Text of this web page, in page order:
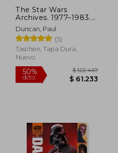
The Star Wars
Archives. 1977–1983.
40Th Anniversary
Edition (en Inglés)
Duncan, Paul
(5)
Taschen, Tapa Dura,
Nuevo